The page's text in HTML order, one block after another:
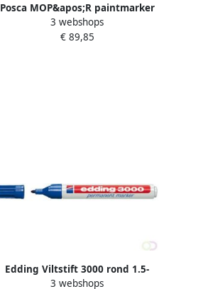
Posca MOP&apos;R paintmarker
PCM-22 doos van 8 stuks assorti
3 webshops
€ 89,85
Edding Viltstift 3000 rond 1.5-
3mm blauw
3 webshops